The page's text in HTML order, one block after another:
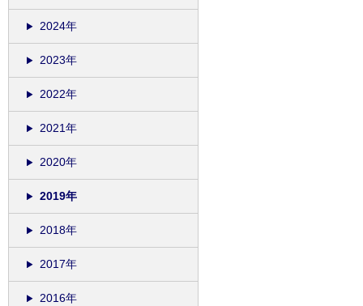
2024年
2023年
2022年
2021年
2020年
2019年
2018年
2017年
2016年